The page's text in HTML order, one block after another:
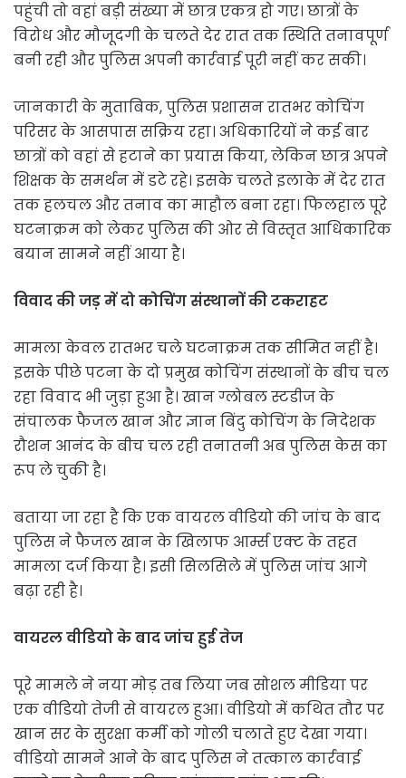
पहुंची तो वहां बड़ी संख्या में छात्र एकत्र हो गए। छात्रों के
विरोध और मौजूदगी के चलते देर रात तक स्थिति तनावपूर्ण
बनी रही और पुलिस अपनी कार्रवाई पूरी नहीं कर सकी।
जानकारी के मुताबिक, पुलिस प्रशासन रातभर कोचिंग
परिसर के आसपास सक्रिय रहा। अधिकारियों ने कई बार
छात्रों को वहां से हटाने का प्रयास किया, लेकिन छात्र अपने
शिक्षक के समर्थन में डटे रहे। इसके चलते इलाके में देर रात
तक हलचल और तनाव का माहौल बना रहा। फिलहाल पूरे
घटनाक्रम को लेकर पुलिस की ओर से विस्तृत आधिकारिक
बयान सामने नहीं आया है।
विवाद की जड़ में दो कोचिंग संस्थानों की टकराहट
मामला केवल रातभर चले घटनाक्रम तक सीमित नहीं है।
इसके पीछे पटना के दो प्रमुख कोचिंग संस्थानों के बीच चल
रहा विवाद भी जुड़ा हुआ है। खान ग्लोबल स्टडीज के
संचालक फैजल खान और ज्ञान बिंदु कोचिंग के निदेशक
रौशन आनंद के बीच चल रही तनातनी अब पुलिस केस का
रूप ले चुकी है।
बताया जा रहा है कि एक वायरल वीडियो की जांच के बाद
पुलिस ने फैजल खान के खिलाफ आर्म्स एक्ट के तहत
मामला दर्ज किया है। इसी सिलसिले में पुलिस जांच आगे
बढ़ा रही है।
वायरल वीडियो के बाद जांच हुई तेज
पूरे मामले ने नया मोड़ तब लिया जब सोशल मीडिया पर
एक वीडियो तेजी से वायरल हुआ। वीडियो में कथित तौर पर
खान सर के सुरक्षा कर्मी को गोली चलाते हुए देखा गया।
वीडियो सामने आने के बाद पुलिस ने तत्काल कार्रवाई